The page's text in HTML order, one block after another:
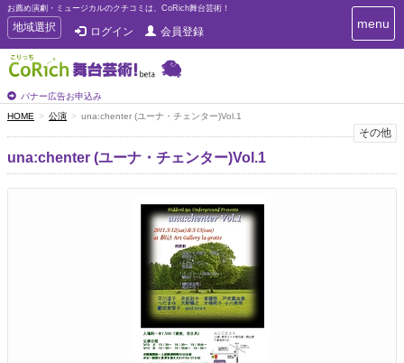
お薦め演劇・ミュージカルのクチコミは、CoRich舞台芸術！
T
o
g
g
e
n
a
i
地域選択 ログイン 会員登録
バナー広告お申込み
T
o
n
i
menu
HOME 公演 una:chenter (ユーナ・チェンター)Vol.1
その他
una:chenter (ユーナ・チェンター)Vol.1